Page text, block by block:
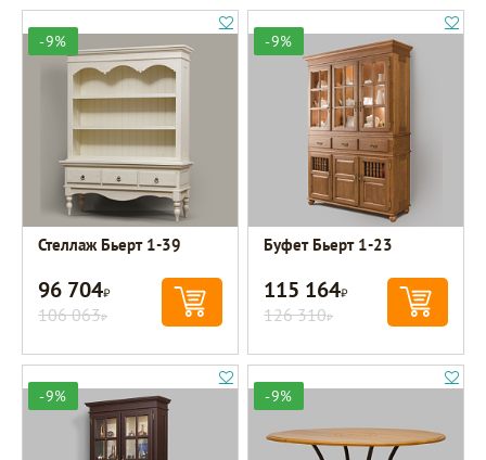
-9%
Стеллаж Бьерт 1-39
96 704Р
106 063Р
-9%
Буфет Бьерт 1-23
115 164Р
126 310Р
-9% -9%